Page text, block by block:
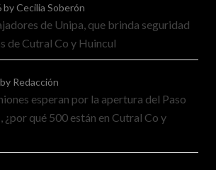
by Cecilia Soberón
de Unipa, que brinda seguridad
de Cutral Co y Huincul
by Redacción
esperan por la apertura del Paso
¿por qué 500 están en Cutral Co y